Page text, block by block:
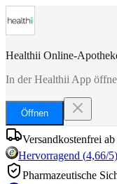
Healthii Online-
In der Healthii App
Öffnen
Versandkostenfrei
Hervorragend (4,66/5)
Pharmazeutische